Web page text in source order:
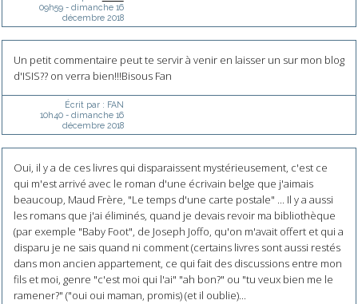
09h59- dimanche 16
décembre 2018
Un petit commentaire peut te servir à venir en laisser un sur mon blog
d'ISIS?? on verra bien!!!Bisous Fan
Écrit par : FAN
10h40- dimanche 16
décembre 2018
Oui, il y a de ces livres qui disparaissent mystérieusement, c'est ce
qui m'est arrivé avec le roman d'une écrivain belge que j'aimais
beaucoup, Maud Frère, "Le temps d'une carte postale" ... Il y a aussi
les romans que j'ai éliminés, quand je devais revoir ma bibliothèque
(par exemple "Baby Foot", de Joseph Joffo, qu'on m'avait offert et qui a
disparu je ne sais quand ni comment (certains livres sont aussi restés
dans mon ancien appartement, ce qui fait des discussions entre mon
fils et moi, genre "c'est moi qui l'ai" "ah bon?" ou "tu veux bien me le
ramener?" ("oui oui maman, promis) (et il oublie)...